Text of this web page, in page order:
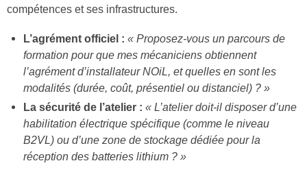
compétences et ses infrastructures.
L’agrément officiel : « Proposez-vous un parcours de
formation pour que mes mécaniciens obtiennent
l’agrément d’installateur NOiL, et quelles en sont les
modalités (durée, coût, présentiel ou distanciel) ? »
La sécurité de l’atelier : « L’atelier doit-il disposer d’une
habilitation électrique spécifique (comme le niveau
B2VL) ou d’une zone de stockage dédiée pour la
réception des batteries lithium ? »